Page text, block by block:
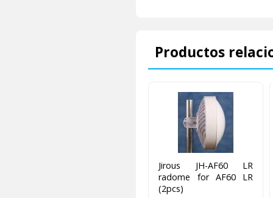
Productos
Jirous JH-AF60 LR
radome for AF60 LR
(2pcs)